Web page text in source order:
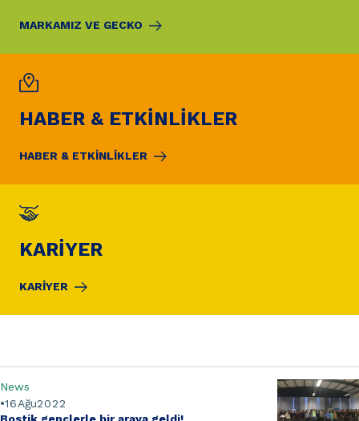
MARKAMIZ VE GECKO
HABER & ETKİNLİKLER
HABER & ETKİNLİKLER
KARİYER
KARİYER
Ağu
16 2022
News